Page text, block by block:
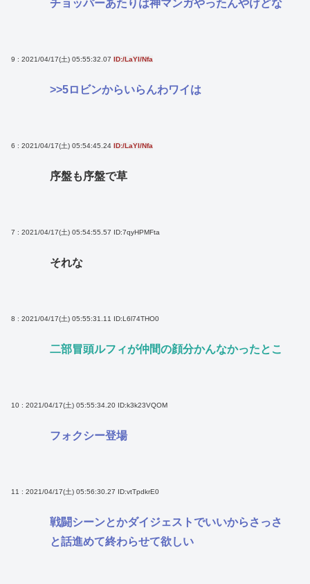
チョッパーあたりは神マンガやったんやけどな
9 : 2021/04/17(土) 05:55:32.07 ID:/LaYI/Nfa
>>5ロビンからいらんわワイは
6 : 2021/04/17(土) 05:54:45.24 ID:/LaYI/Nfa
序盤も序盤で草
7 : 2021/04/17(土) 05:54:55.57 ID:7qyHPMFta
それな
8 : 2021/04/17(土) 05:55:31.11 ID:L6l74THO0
二部冒頭ルフィが仲間の顔分かんなかったとこ
10 : 2021/04/17(土) 05:55:34.20 ID:k3k23VQOM
フォクシー登場
11 : 2021/04/17(土) 05:56:30.27 ID:vtTpdkrE0
戦闘シーンとかダイジェストでいいからさっさ
と話進めて終わらせて欲しい